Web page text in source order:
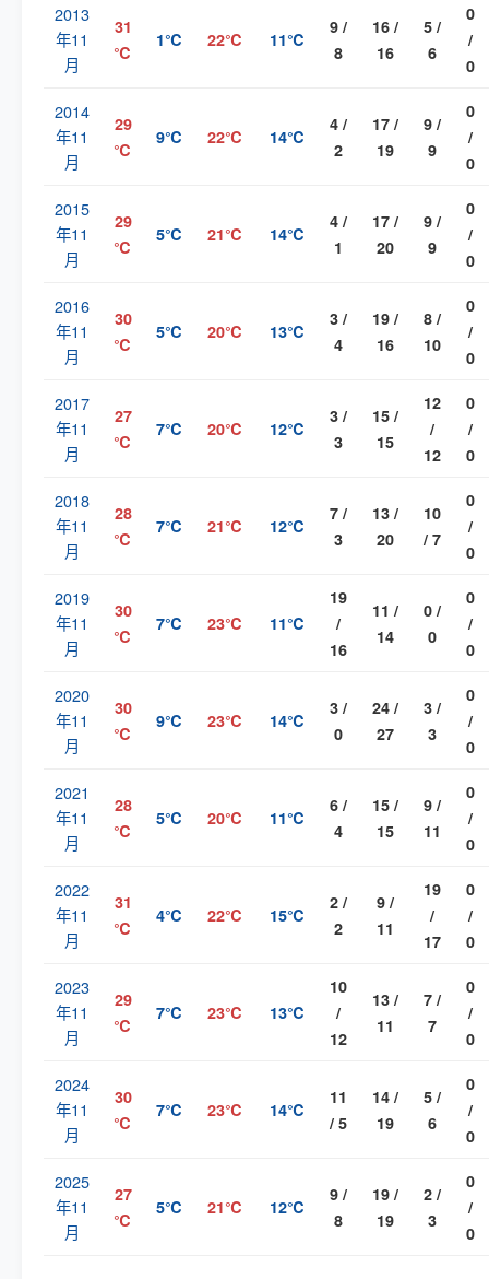
2013
年11
月
31
℃
1℃ 22℃ 11℃
9 /
8
16 /
16
5 /
6
0
/
0
2014
年11
月
29
℃
9℃ 22℃ 14℃
4 /
2
17 /
19
9 /
9
0
/
0
2015
年11
月
29
℃
5℃ 21℃ 14℃
4 /
1
17 /
20
9 /
9
0
/
0
2016
年11
月
30
℃
5℃ 20℃ 13℃
3 /
4
19 /
16
8 /
10
0
/
0
2017
年11
月
27
℃
7℃ 20℃ 12℃
3 /
3
15 /
15
12
/
12
0
/
0
2018
年11
月
28
℃
7℃ 21℃ 12℃
7 /
3
13 /
20
10
/ 7
0
/
0
2019
年11
月
30
℃
7℃ 23℃ 11℃
19
/
16
11 /
14
0 /
0
0
/
0
2020
年11
月
30
℃
9℃ 23℃ 14℃
3 /
0
24 /
27
3 /
3
0
/
0
2021
年11
月
28
℃
5℃ 20℃ 11℃
6 /
4
15 /
15
9 /
11
0
/
0
2022
年11
月
31
℃
4℃ 22℃ 15℃
2 /
2
9 /
11
19
/
17
0
/
0
2023
年11
月
29
℃
7℃ 23℃ 13℃
10
/
12
13 /
11
7 /
7
0
/
0
2024
年11
月
30
℃
7℃ 23℃ 14℃
11
/ 5
14 /
19
5 /
6
0
/
0
2025
年11
月
27
℃
5℃ 21℃ 12℃
9 /
8
19 /
19
2 /
3
0
/
0